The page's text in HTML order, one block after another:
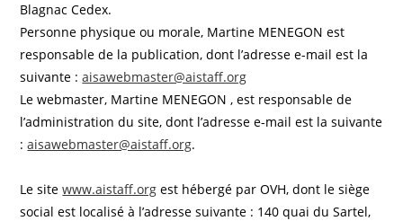
Blagnac Cedex.
Personne physique ou morale, Martine MENEGON est
responsable de la publication, dont l’adresse e-mail est la
suivante :aisawebmaster@aistaff.org
Le webmaster, Martine MENEGON , est responsable de
l’administration du site, dont l’adresse e-mail est la suivante
:aisawebmaster@aistaff.org.
Le sitewww.aistaff.org est hébergé par OVH, dont le siège
social est localisé à l’adresse suivante : 140 quai du Sartel,